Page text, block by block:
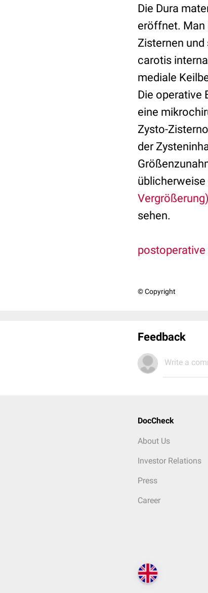
Die Dura
eröffnet. Man
Zisternen
carotis
mediale
Die operative
eine
Zysto-
der
Vergrößerung)
sehen.
postoperative
© Copyright
Feedback
Write a
DocCheck
About Us
Investor Relations
Press
Career